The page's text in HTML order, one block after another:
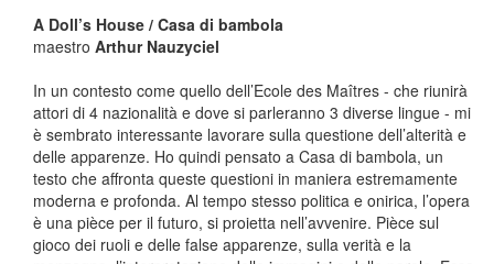
A Doll’s House / Casa di bambola
maestro Arthur Nauzyciel
In un contesto come quello dell’Ecole des Maîtres - che riunirà
attori di 4 nazionalità e dove si parleranno 3 diverse lingue - mi
è sembrato interessante lavorare sulla questione dell’alterità e
delle apparenze. Ho quindi pensato a Casa di bambola, un
testo che affronta queste questioni in maniera estremamente
moderna e profonda. Al tempo stesso politica e onirica, l’opera
è una pièce per il futuro, si proietta nell’avvenire. Pièce sul
gioco dei ruoli e delle false apparenze, sulla verità e la